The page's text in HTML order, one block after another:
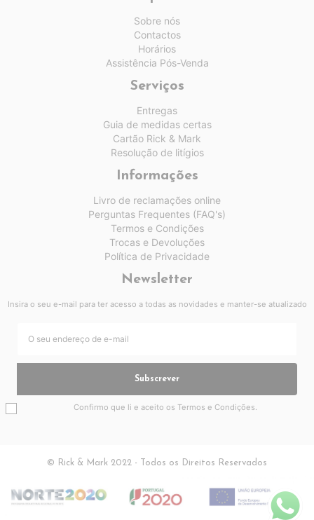
Sobre nós
Contactos
Horários
Assistência Pós-Venda
Serviços
Entregas
Guia de medidas certas
Cartão Rick & Mark
Resolução de litígios
Informações
Livro de reclamações online
Perguntas Frequentes (FAQ's)
Termos e Condições
Trocas e Devoluções
Política de Privacidade
Newsletter
Insira o seu e-mail para ter acesso a todas as novidades e manter-se atualizado
Subscrever
Confirmo que li e aceito os Termos e Condições.
© Rick & Mark 2022 - Todos os Direitos Reservados